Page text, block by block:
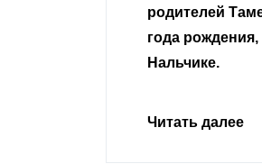
Читать далее